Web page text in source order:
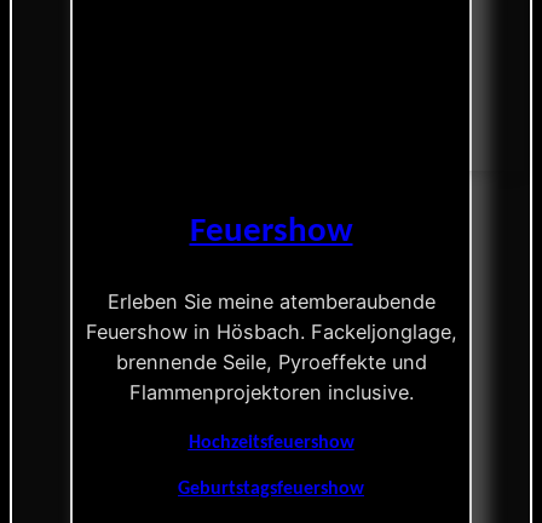
Feuershow
Erleben Sie meine atemberaubende
Feuershow in Hösbach. Fackeljonglage,
brennende Seile, Pyroeffekte und
Flammenprojektoren inclusive.
Hochzeitsfeuershow
Geburtstagsfeuershow